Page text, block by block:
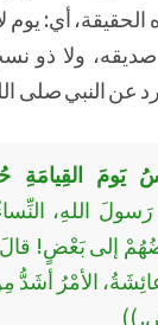
الحقيقة، أي:
صديقه، ولا ذو
عن النبي صلى
يَومَ القِيامَةِ
اللهِ،
إلى بَعْضٍ!
الأمْرُ أشَدُّ
))